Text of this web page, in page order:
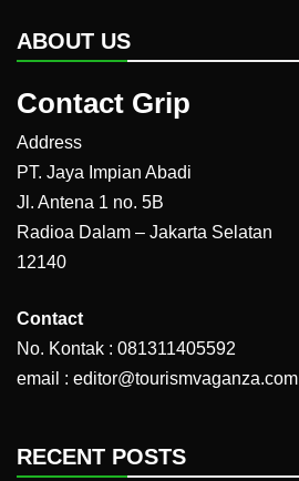
ABOUT US
Contact Grip
Address
PT. Jaya Impian Abadi
Jl. Antena 1 no. 5B
Radioa Dalam – Jakarta Selatan
12140
Contact
No. Kontak : 081311405592
email : editor@tourismvaganza.com
RECENT POSTS